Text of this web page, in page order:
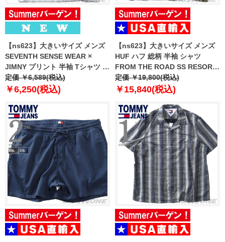
【ns623】大きいサイズ メンズ
SEVENTH SENSE WEAR ×
JIMNY プリント 半袖 Tシャツ 春
夏新作 826581
定価 ￥6,589(税込)
￥6,250(税込)
【ns623】大きいサイズ メンズ
HUF ハフ 総柄 半袖 シャツ
FROM THE ROAD SS RESORT
USA直輸入 bu00262
定価 ￥19,800(税込)
￥15,840(税込)